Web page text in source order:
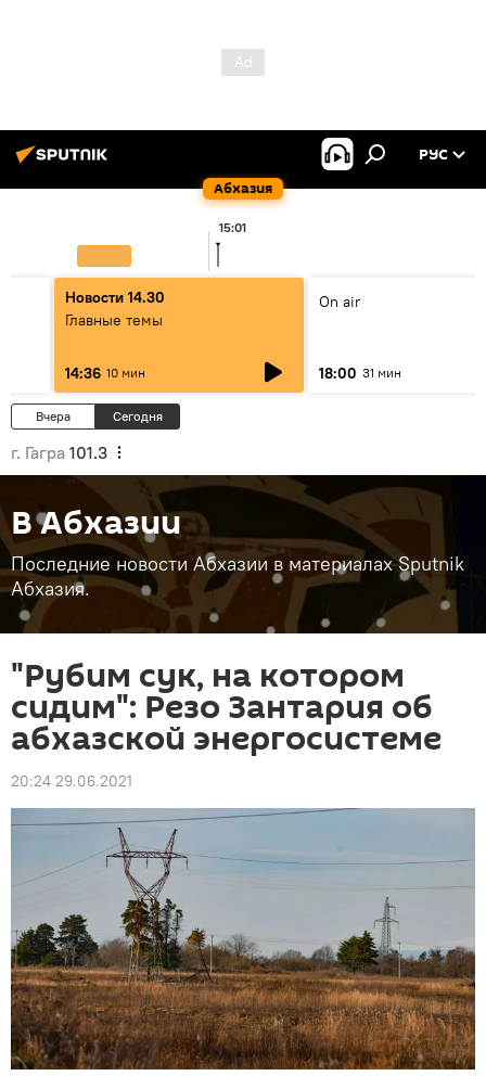
Абхазия
РУС
15:01
Новости 14.30
Главные темы
14:36 10 мин
On air
18:00 31 мин
Вчера Сегодня
г. Гагра 101.3
В Абхазии
Последние новости Абхазии в материалах Sputnik
Абхазия.
"Рубим сук, на котором
сидим": Резо Зантария об
абхазской энергосистеме
20:24 29.06.2021